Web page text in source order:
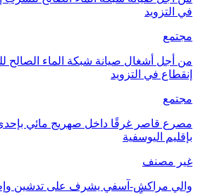
في التزويد
مجتمع
من أجل أشغال صيانة شبكة الماء
إنقطاع في التزويد
مجتمع
مصرع قاصر غرقًا داخل صهريج مائي بإحدى
بإقليم اليوسفية
غير مصنف
والي مراكش-آسفي يشرف على تدشين